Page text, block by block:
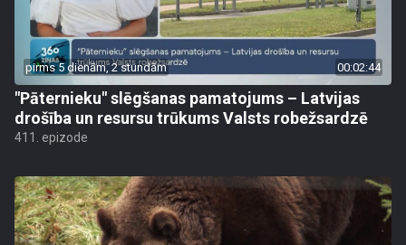
pirms 5 dienām, 2 stundām 00:02:44
"Pāternieku" slēgšanas pamatojums – Latvijas
drošība un resursu trūkums Valsts robežsardzē
411. epizode